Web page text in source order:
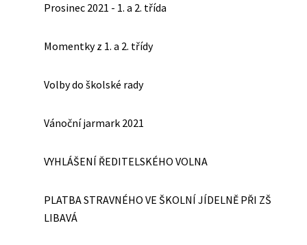
Prosinec 2021 - 1. a 2. třída
Momentky z 1. a 2. třídy
Volby do školské rady
Vánoční jarmark 2021
VYHLÁŠENÍ ŘEDITELSKÉHO VOLNA
PLATBA STRAVNÉHO VE ŠKOLNÍ JÍDELNĚ PŘI ZŠ
LIBAVÁ